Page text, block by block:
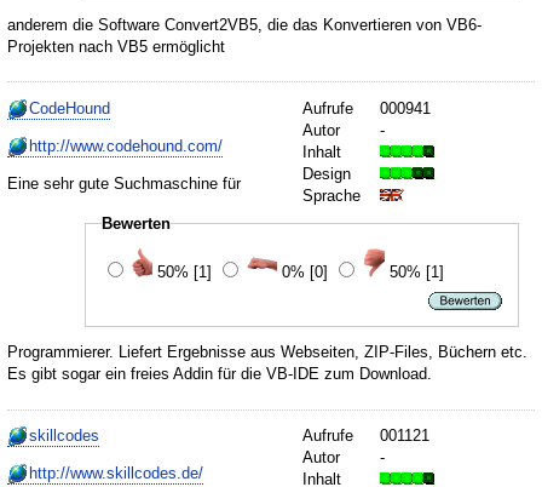
anderem die Software Convert2VB5, die das Konvertieren von VB6-
Projekten nach VB5 ermöglicht
Aufrufe
000941
Autor
-
Inhalt
Design
Sprache
Bewerten
50% [1] 0% [0] 50% [1]
CodeHound
http://www.codehound.com/
Eine sehr gute Suchmaschine für
Programmierer. Liefert Ergebnisse aus Webseiten, ZIP-Files, Büchern etc.
Es gibt sogar ein freies Addin für die VB-IDE zum Download.
Aufrufe
001121
Autor
-
Inhalt
skillcodes
http://www.skillcodes.de/